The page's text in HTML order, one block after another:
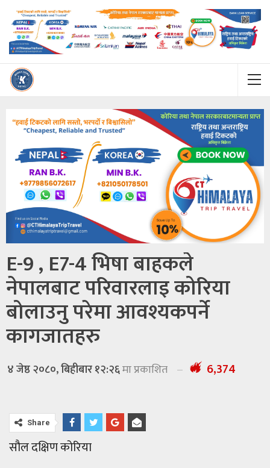
E-9 , E7-4 भिषा बाहकले
नेपालबाट परिवारलाइ कोरिया
बोलाउनु परेमा आवश्यकपर्ने
कागजातहरु
४ जेष्ठ २०८०, बिहीबार १२:२६मा प्रकाशित 6,374
Share
सौल दक्षिण कोरिया